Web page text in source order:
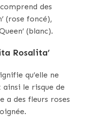
des
(rose foncé),
(blanc).
Rosalita’
qu’elle ne
le risque de
a des fleurs roses